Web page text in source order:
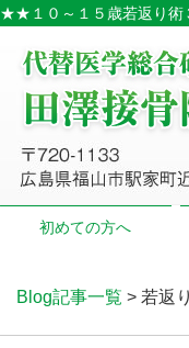
★★１０～１５歳若返り術
初めての方へ
Blog記事一覧 > 若返